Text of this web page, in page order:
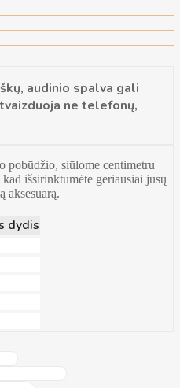
audinio spalva gali
ne telefonų,
pobūdžio, siūlome centimetru
išsirinktumėte geriausiai jūsų
aksesuarą.
dydis